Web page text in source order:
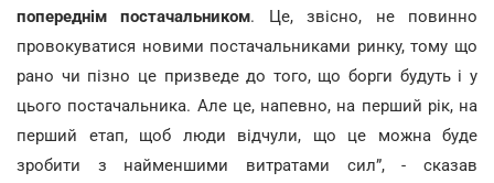
попереднім постачальником. Це, звісно, не повинно
провокуватися новими постачальниками ринку, тому що
рано чи пізно це призведе до того, що борги будуть і у
цього постачальника. Але це, напевно, на перший рік, на
перший етап, щоб люди відчули, що це можна буде
зробити з найменшими витратами сил”, - сказав